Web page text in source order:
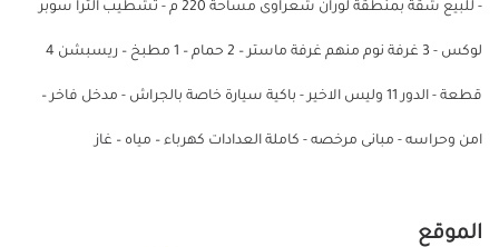
- للبيع شقة بمنطقة لوران شعراوى مساحة 220 م - تشطيب الترا سوبر
لوكس - 3 غرفة نوم منهم غرفة ماستر – 2 حمام – 1 مطبخ – ريسبشن 4
قطعة - الدور 11 وليس الاخير - باكية سيارة خاصة بالجراش - مدخل فاخر –
امن وحراسه - مبانى مرخصه - كاملة العدادات كهرباء – مياه – غاز
الموقع